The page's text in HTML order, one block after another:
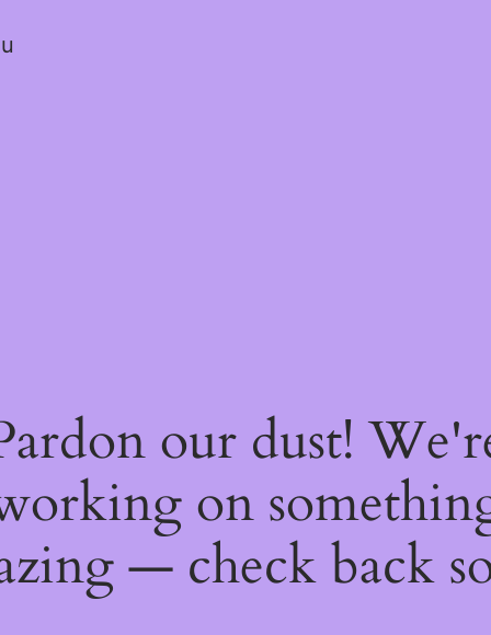
our dust!
on
— check back